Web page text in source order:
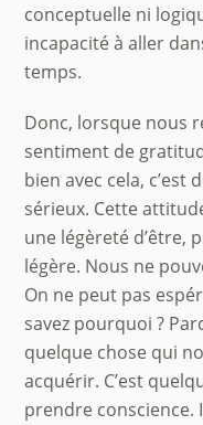
conceptuelle ni
incapacité à aller
temps.
Donc, lorsque nous
sentiment de
bien avec cela, c’est
sérieux. Cette
une légèreté d’être,
légère. Nous ne
On ne peut pas
savez pourquoi ?
quelque chose qui
acquérir. C’est
prendre conscience.